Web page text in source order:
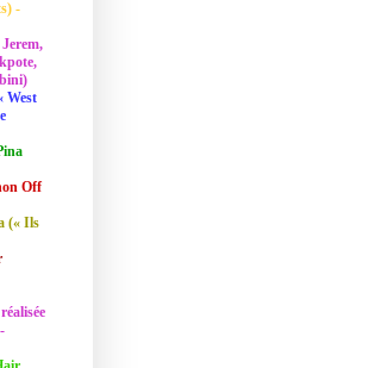
-
West
Off
(« Ils